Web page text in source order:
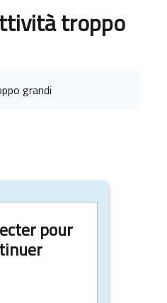
troppo
grandi
pour